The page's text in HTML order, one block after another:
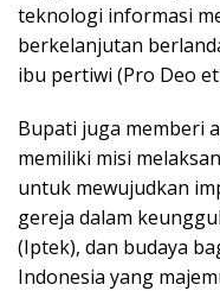
teknologi informasi
berkelanjutan
ibu pertiwi (Pro Deo
Bupati juga memberi
memiliki misi
untuk mewujudkan
gereja dalam
(Iptek), dan budaya
Indonesia yang